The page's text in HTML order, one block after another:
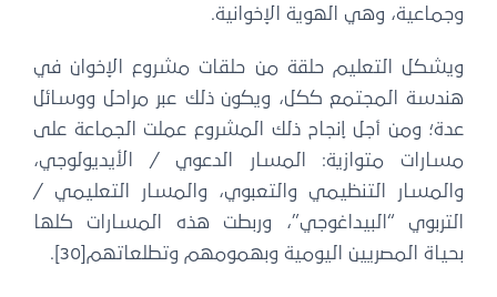
وجماعية، وهي الهوية الإخوانية.
ويشكل التعليم حلقة من حلقات مشروع الإخوان في
هندسة المجتمع ككل، ويكون ذلك عبر مراحل ووسائل
عدة؛ ومن أجل إنجاح ذلك المشروع عملت الجماعة على
مسارات متوازية: المسار الدعوي / الأيديولوجي،
والمسار التنظيمي والتعبوي، والمسار التعليمي /
التربوي “البيداغوجي”، وربطت هذه المسارات كلها
بحياة المصريين اليومية وبهمومهم وتطلعاتهم[30].